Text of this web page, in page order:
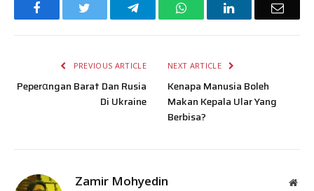
Facebook TelegramWhatsAppLinkedIn Email
PREVIOUS ARTICLE
Peperαngan Barat Dan Rusia
Di Ukraine
NEXT ARTICLE
Kenapa Manusia Boleh
Makan Kepala Ular Yang
Berbisa?
Zamir Mohyedin